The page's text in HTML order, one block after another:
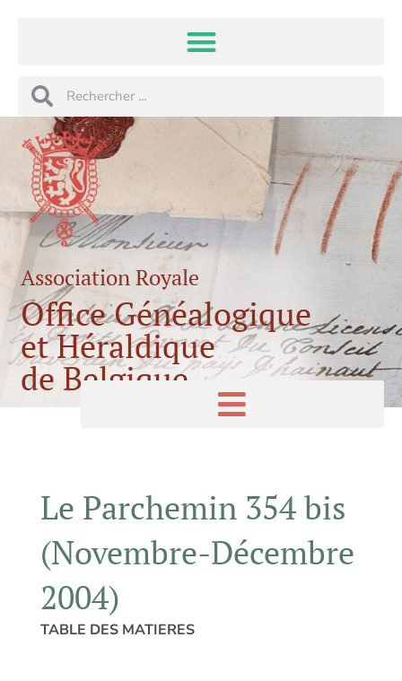
RechercherRechercher
Association Royale
Office Généalogique
et Héraldique
de Belgique
Le Parchemin 354 bis
(Novembre-Décembre
2004)
TABLE DES MATIERES